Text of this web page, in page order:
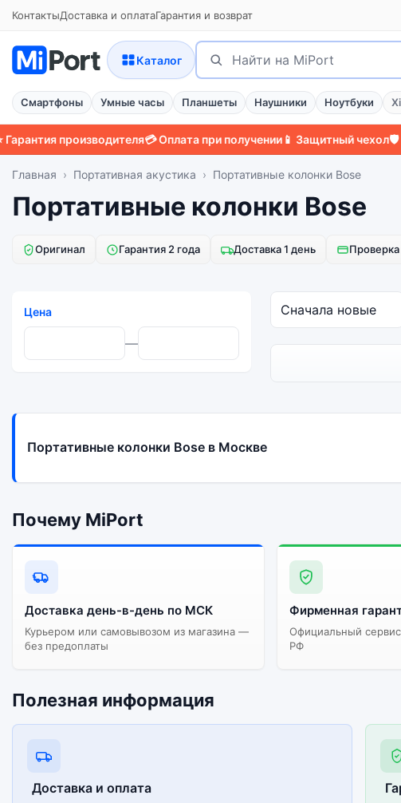
КонтактыДоставка и оплатаГарантия и возврат
Каталог
Поиск
Найти
Смартфоны Умные часы Планшеты Наушники Ноутбуки
производителя💳 Оплата при получении📱 Защитный чехол🛡️
Главная Портативная акустика Портативные колонки Bose
Портативные колонки Bose
Оригинал Гарантия 2 года Доставка 1 день
Цена
—
Портативные колонки Bose в Москве
Почему MiPort
Доставка день-в-день по МСК
Курьером или самовывозом из магазина —
без предоплаты
Фирменная
Официальный
РФ
Полезная информация
Доставка и оплата